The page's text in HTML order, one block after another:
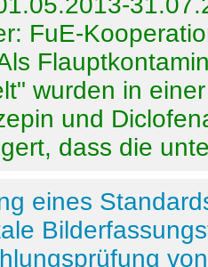
FuE-
wurden in
und
dass die
eines